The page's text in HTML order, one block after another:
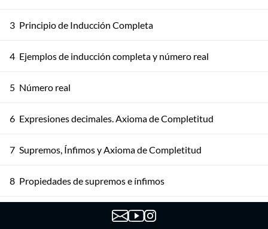
3 Principio de Inducción Completa
4 Ejemplos de inducción completa y número real
5 Número real
6 Expresiones decimales. Axioma de Completitud
7 Supremos, Ínfimos y Axioma de Completitud
8 Propiedades de supremos e ínfimos
Propiedades de ínfimos y supremos. Más consecuencias
del axioma de completitud